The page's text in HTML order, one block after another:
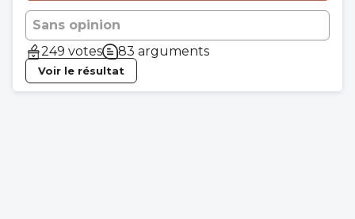
Sans opinion
249 votes
83 arguments
Voir le résultat